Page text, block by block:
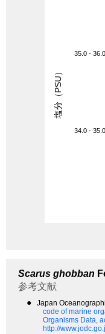
35.0 - 36.0
34.0 - 35.0
塩分（PSU）
Scarus ghobban
参考文献
● Japan
code of marine
Organisms Data,
http://